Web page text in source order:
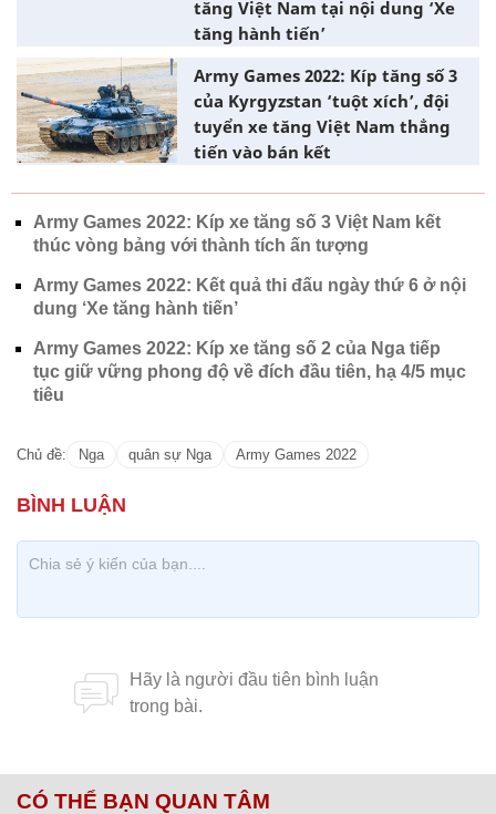
tăng Việt Nam tại nội dung ‘Xe
tăng hành tiến’
Army Games 2022: Kíp tăng số 3
của Kyrgyzstan ‘tuột xích’, đội
tuyển xe tăng Việt Nam thẳng
tiến vào bán kết
Army Games 2022: Kíp xe tăng số 3 Việt Nam kết
thúc vòng bảng với thành tích ấn tượng
Army Games 2022: Kết quả thi đấu ngày thứ 6 ở nội
dung ‘Xe tăng hành tiến’
Army Games 2022: Kíp xe tăng số 2 của Nga tiếp
tục giữ vững phong độ về đích đầu tiên, hạ 4/5 mục
tiêu
Chủ đề: Nga quân sự Nga Army Games 2022
CÓ THỂ BẠN QUAN TÂM